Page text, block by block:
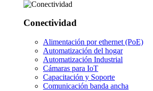
Conectividad
Alimentación por ethernet (PoE)
Automatización del hogar
Automatización Industrial
Cámaras para IoT
Capacitación y Soporte
Comunicación banda ancha